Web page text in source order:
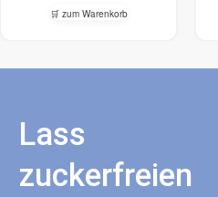
🛒 zum Warenkorb
Lass
zuckerfreien